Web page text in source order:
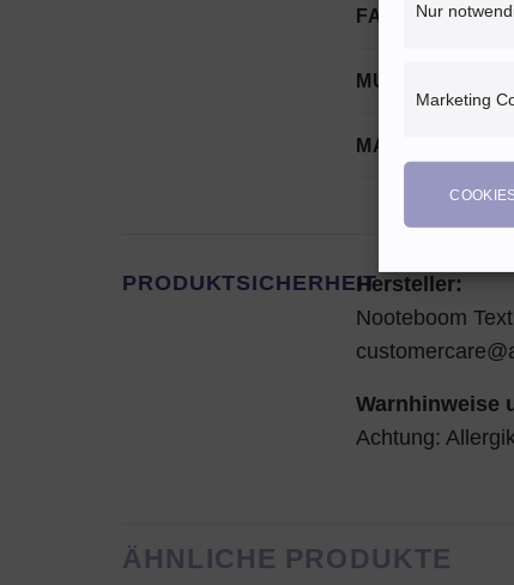
Nur
Marketing
FARBE
MUSTER
MARKE
PRODUKTSICHERHEITHersteller:
Nooteboom
Warnhinweise
Achtung:
ÄHNLICHE PRODUKTE